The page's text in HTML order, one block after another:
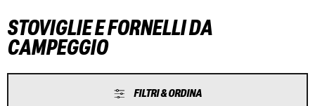
STOVIGLIE E FORNELLI DA
CAMPEGGIO
FILTRI & ORDINA